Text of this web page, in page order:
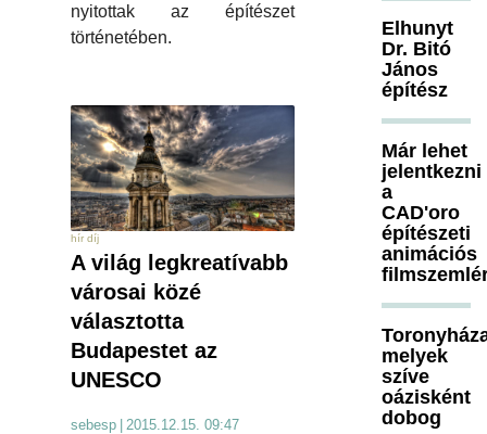
nyitottak az építészet
történetében.
hír díj
A világ legkreatívabb
városai közé
választotta
Budapestet az
UNESCO
sebesp 2015.12.15. 09:47
Elhunyt
Dr. Bitó
János
építész
Már lehet
jelentkezni
a
CAD'oro
építészeti
animációs
melyek
szíve
oázisként
dobog